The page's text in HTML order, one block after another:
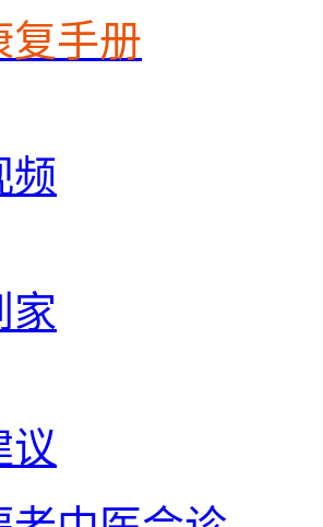
复手册
频
家
议